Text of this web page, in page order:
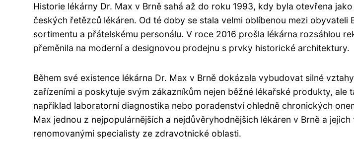
Historie lékárny Dr. Max v Brně sahá až do roku 1993, kdy byla otevřena
českých řetězců lékáren. Od té doby se stala velmi oblíbenou mezi obyvateli
sortimentu a přátelskému personálu. V roce 2016 prošla lékárna rozsáhlou
přeměnila na moderní a designovou prodejnu s prvky historické architektury.
Během své existence lékárna Dr. Max v Brně dokázala vybudovat silné
zařízeními a poskytuje svým zákazníkům nejen běžné lékařské produkty, ale
například laboratorní diagnostika nebo poradenství ohledně chronických
Max jednou z nejpopulárnějších a nejdůvěryhodnějších lékáren v Brně a
renomovanými specialisty ze zdravotnické oblasti.